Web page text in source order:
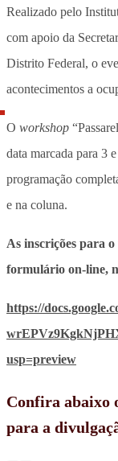
Realizado pelo
com apoio da
Distrito Federal, o
acontecimentos a
O workshop
data marcada para 3
programação
e na coluna.
As inscrições para o
formulário on-line,
https://
usp=preview
Confira abaixo
para a